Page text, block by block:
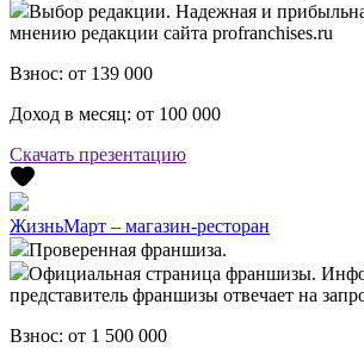
Выбор редакции. Надежная и
мнению редакции сайта profranchises.ru
Взнос: от 139 000
Доход в месяц: от 100 000
Скачать презентацию
ЖизньМарт – магазин-ресторан
Проверенная франшиза.
Официальная страница франшизы.
представитель франшизы отвечает на
Взнос: от 1 500 000